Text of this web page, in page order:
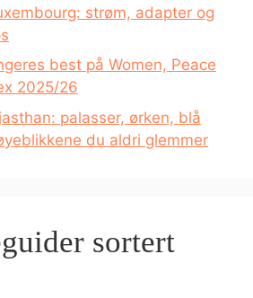
strøm, adapter og
best på Women, Peace
2025/26
palasser, ørken, blå
du aldri glemmer
sortert